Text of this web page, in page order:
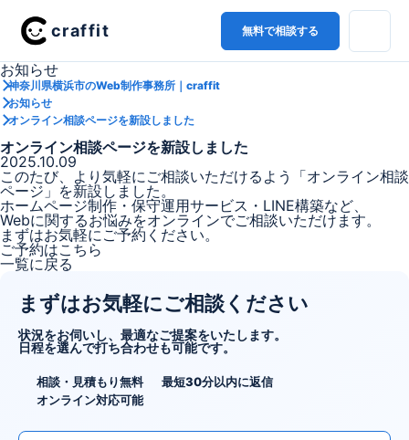
craffit 無料で相談する
お知らせ
神奈川県横浜市のWeb制作事務所｜craffit
お知らせ
オンライン相談ページを新設しました
オンライン相談ページを新設しました
2025.10.09
このたび、より気軽にご相談いただけるよう「オンライン相談
ページ」を新設しました。
ホームページ制作・保守運用サービス・LINE構築など、
Webに関するお悩みをオンラインでご相談いただけます。
まずはお気軽にご予約ください。
ご予約はこちら
一覧に戻る
まずはお気軽にご相談ください
状況をお伺いし、最適なご提案をいたします。
日程を選んで打ち合わせも可能です。
相談・見積もり無料
最短30分以内に返信
オンライン対応可能